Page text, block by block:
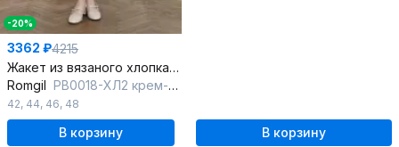
-20%
3362 ₽4215
Жакет из вязаного хлопка с застёжкой на пуговицы
Romgil РВ0018-ХЛ2 крем-брюле,бледно-голубой
42, 44, 46, 48
В корзину В корзину